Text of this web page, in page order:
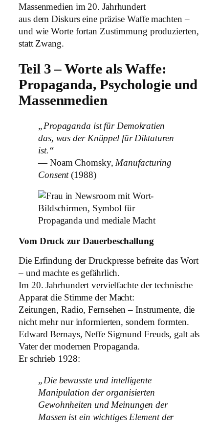
Massenmedien im 20. Jahrhundert
aus dem Diskurs eine präzise Waffe machten –
und wie Worte fortan Zustimmung produzierten,
statt Zwang.
Teil 3 – Worte als Waffe:
Propaganda, Psychologie und
Massenmedien
„Propaganda ist für Demokratien
das, was der Knüppel für Diktaturen
ist.“
— Noam Chomsky, Manufacturing
Consent(1988)
Vom Druck zur Dauerbeschallung
Die Erfindung der Druckpresse befreite das Wort
– und machte es gefährlich.
Im 20. Jahrhundert vervielfachte der technische
Apparat die Stimme der Macht:
Zeitungen, Radio, Fernsehen – Instrumente, die
nicht mehr nur informierten, sondern formten.
Edward Bernays, Neffe Sigmund Freuds, galt als
Vater der modernen Propaganda.
Er schrieb 1928:
„Die bewusste und intelligente
Manipulation der organisierten
Gewohnheiten und Meinungen der
Massen ist ein wichtiges Element der